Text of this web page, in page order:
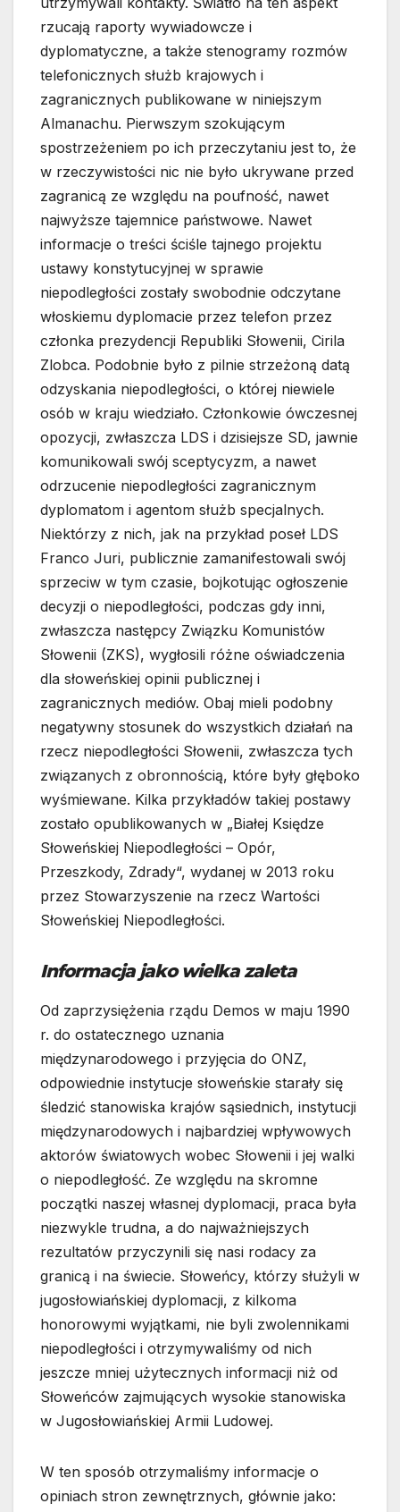
rzucają raporty wywiadowcze i
dyplomatyczne, a także stenogramy rozmów
telefonicznych służb krajowych i
zagranicznych publikowane w niniejszym
Almanachu. Pierwszym szokującym
spostrzeżeniem po ich przeczytaniu jest to, że
w rzeczywistości nic nie było ukrywane przed
zagranicą ze względu na poufność, nawet
najwyższe tajemnice państwowe. Nawet
informacje o treści ściśle tajnego projektu
ustawy konstytucyjnej w sprawie
niepodległości zostały swobodnie odczytane
włoskiemu dyplomacie przez telefon przez
członka prezydencji Republiki Słowenii, Cirila
Zlobca. Podobnie było z pilnie strzeżoną datą
odzyskania niepodległości, o której niewiele
osób w kraju wiedziało. Członkowie ówczesnej
opozycji, zwłaszcza LDS i dzisiejsze SD, jawnie
komunikowali swój sceptycyzm, a nawet
odrzucenie niepodległości zagranicznym
dyplomatom i agentom służb specjalnych.
Niektórzy z nich, jak na przykład poseł LDS
Franco Juri, publicznie zamanifestowali swój
sprzeciw w tym czasie, bojkotując ogłoszenie
decyzji o niepodległości, podczas gdy inni,
zwłaszcza następcy Związku Komunistów
Słowenii (ZKS), wygłosili różne oświadczenia
dla słoweńskiej opinii publicznej i
zagranicznych mediów. Obaj mieli podobny
negatywny stosunek do wszystkich działań na
rzecz niepodległości Słowenii, zwłaszcza tych
związanych z obronnością, które były głęboko
wyśmiewane. Kilka przykładów takiej postawy
zostało opublikowanych w „Białej Księdze
Słoweńskiej Niepodległości – Opór,
Przeszkody, Zdrady“, wydanej w 2013 roku
przez Stowarzyszenie na rzecz Wartości
Słoweńskiej Niepodległości.
Informacja jako wielka zaleta
Od zaprzysiężenia rządu Demos w maju 1990
r. do ostatecznego uznania
międzynarodowego i przyjęcia do ONZ,
odpowiednie instytucje słoweńskie starały się
śledzić stanowiska krajów sąsiednich, instytucji
międzynarodowych i najbardziej wpływowych
aktorów światowych wobec Słowenii i jej walki
o niepodległość. Ze względu na skromne
początki naszej własnej dyplomacji, praca była
niezwykle trudna, a do najważniejszych
rezultatów przyczynili się nasi rodacy za
granicą i na świecie. Słoweńcy, którzy służyli w
jugosłowiańskiej dyplomacji, z kilkoma
honorowymi wyjątkami, nie byli zwolennikami
niepodległości i otrzymywaliśmy od nich
jeszcze mniej użytecznych informacji niż od
Słoweńców zajmujących wysokie stanowiska
w Jugosłowiańskiej Armii Ludowej.
W ten sposób otrzymaliśmy informacje o
opiniach stron zewnętrznych, głównie jako: